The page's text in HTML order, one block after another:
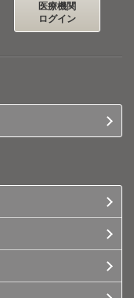
医療機関
ログイン